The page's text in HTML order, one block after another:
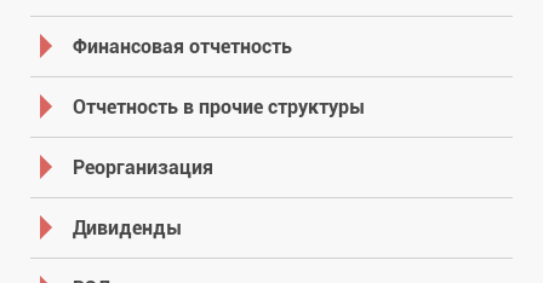
Финансовая отчетность
Отчетность в прочие структуры
Реорганизация
Дивиденды